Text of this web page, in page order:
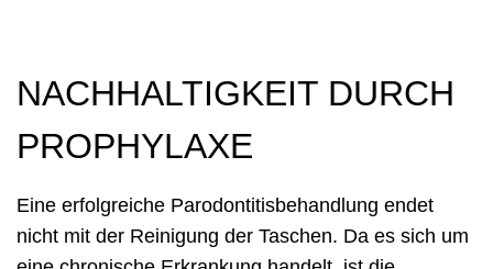
NACHHALTIGKEIT DURCH
PROPHYLAXE
Eine erfolgreiche Parodontitisbehandlung endet
nicht mit der Reinigung der Taschen. Da es sich um